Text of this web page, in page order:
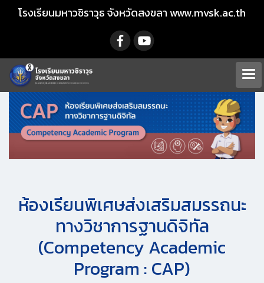
โรงเรียนมหาวชิราวุธ จังหวัดสงขลา www.mvsk.ac.th
ห้องเรียนพิเศษส่งเสริมสมรรถนะ
ทางวิชาการฐานดิจิทัล
(Competency Academic
Program : CAP)